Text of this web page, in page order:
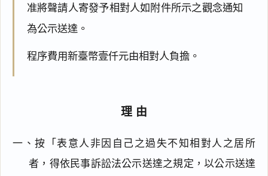
准將聲請人寄發予相對人如附件所示之觀念通知
為公示送達。
程序費用新臺幣壹仟元由相對人負擔。
理由
一、按「表意人非因自己之過失不知相對人之居所
者，得依民事訴訟法公示送達之規定，以公示送達